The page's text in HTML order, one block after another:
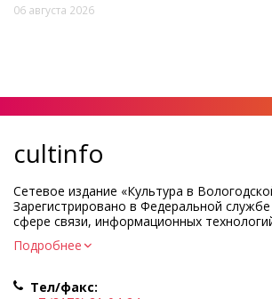
06 августа 2026
cultinfo
Сетевое издание «Культура в
Зарегистрировано в Федеральной
сфере связи, информационных
коммуникаций.
Регистрационный номер и дата принятия
Подробнее
Тел/факс: